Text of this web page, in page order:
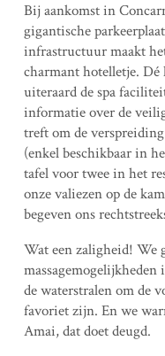
Bij aankomst in
gigantische
infrastructuur maakt
charmant hotelletje.
uiteraard de spa
informatie over de
treft om de
(enkel beschikbaar in
tafel voor twee in het
onze valiezen op de
begeven ons
Wat een zaligheid! We
de waterstralen om de
favoriet zijn. En we
Amai, dat doet deugd.